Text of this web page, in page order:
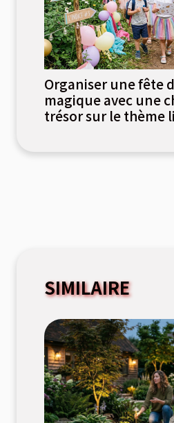
Organiser une fête
magique avec une
trésor sur le thème
SIMILAIRE